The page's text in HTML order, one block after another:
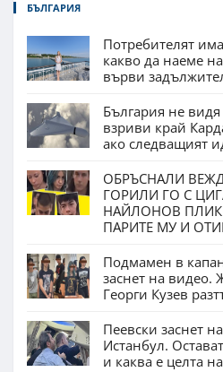
БЪЛГАРИЯ
Потребителят
какво да наеме
върви
България не
взриви край
ако следващият
ОБРЪСНАЛИ
ГОРИЛИ ГО С
НАЙЛОНОВ
ПАРИТЕ МУ И
Подмамен в
заснет на видео.
Георги Кузев
Пеевски заснет
Истанбул.
и каква е целта